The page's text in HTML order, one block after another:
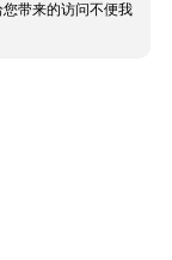
带来的访问不便我